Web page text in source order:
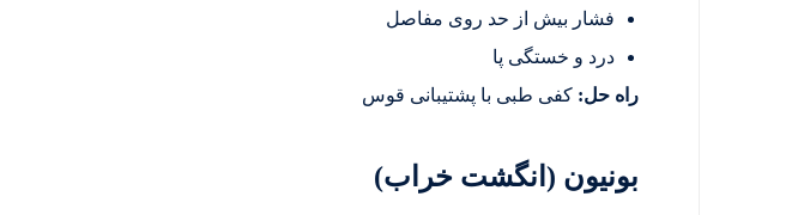
فشار بیش از حد روی مفاصل
درد و خستگی پا
راه حل: کفی طبی با پشتیبانی قوس
بونیون (انگشت خراب)